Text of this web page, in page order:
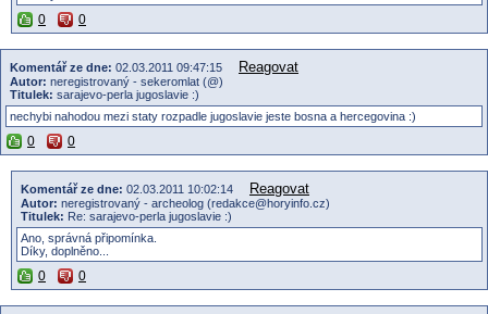
0 0
Komentář ze dne: 02.03.2011 09:47:15 Reagovat
Autor: neregistrovaný - sekeromlat (@)
Titulek: sarajevo-perla jugoslavie :)
nechybi nahodou mezi staty rozpadle jugoslavie jeste bosna a hercegovina :)
0 0
Komentář ze dne: 02.03.2011 10:02:14 Reagovat
Autor: neregistrovaný - archeolog (redakce@horyinfo.cz)
Titulek: Re: sarajevo-perla jugoslavie :)
Ano, správná připomínka.
Díky, doplněno...
0 0